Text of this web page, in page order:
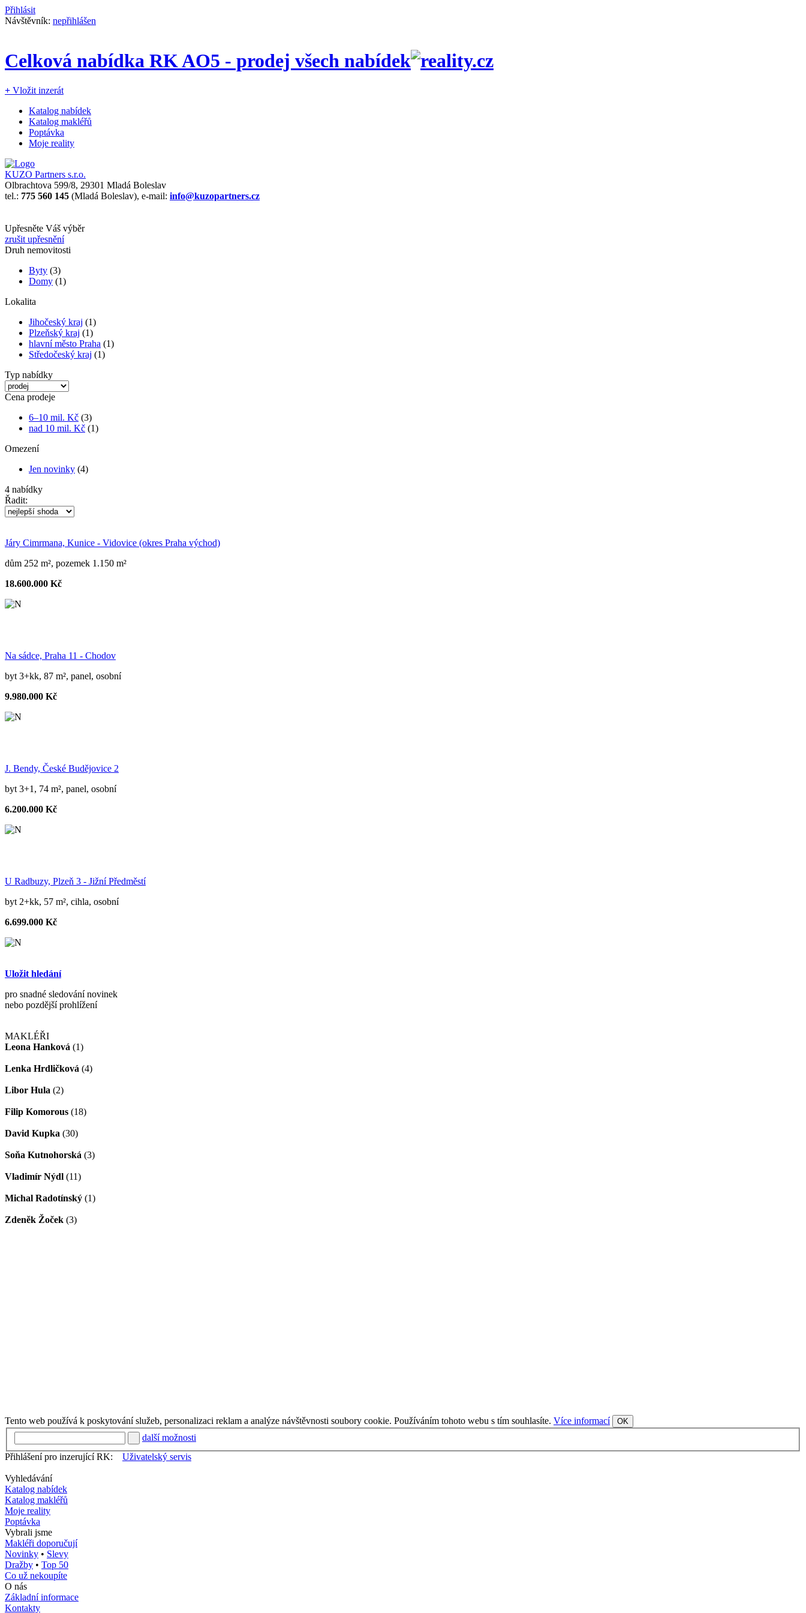
Přihlásit
Návštěvník: nepřihlášen
Celková nabídka RK AO5 - prodej všech nabídek
+ Vložit inzerát
Katalog nabídek
Katalog makléřů
Poptávka
Moje reality
KUZO Partners s.r.o.
Olbrachtova 599/8, 29301 Mladá Boleslav
tel.: 775 560 145 (Mladá Boleslav), e-mail: info@kuzopartners.cz
Upřesněte Váš výběr
zrušit upřesnění
Druh nemovitosti
Byty (3)
Domy (1)
Lokalita
Jihočeský kraj (1)
Plzeňský kraj (1)
hlavní město Praha (1)
Středočeský kraj (1)
Typ nabídky
Cena prodeje
6–10 mil. Kč (3)
nad 10 mil. Kč (1)
Omezení
Jen novinky (4)
4 nabídky
Řadit:
Járy Cimrmana, Kunice - Vidovice (okres Praha východ)
dům 252 m², pozemek 1.150 m²
18.600.000 Kč
Na sádce, Praha 11 - Chodov
byt 3+kk, 87 m², panel, osobní
9.980.000 Kč
J. Bendy, České Budějovice 2
byt 3+1, 74 m², panel, osobní
6.200.000 Kč
U Radbuzy, Plzeň 3 - Jižní Předměstí
byt 2+kk, 57 m², cihla, osobní
6.699.000 Kč
Uložit hledání
pro snadné sledování novinek
nebo pozdější prohlížení
MAKLÉŘI
Leona Hanková (1)
Lenka Hrdličková (4)
Libor Hula (2)
Filip Komorous (18)
David Kupka (30)
Soňa Kutnohorská (3)
Vladimír Nýdl (11)
Michal Radotínský (1)
Zdeněk Žoček (3)
Tento web používá k poskytování služeb, personalizaci reklam a analýze návštěvnosti soubory cookie. Používáním tohoto webu s tím souhlasíte. Více informací OK
další možnosti
Přihlášení pro inzerující RK:
Uživatelský servis
Vyhledávání
Katalog nabídek
Katalog makléřů
Moje reality
Poptávka
Vybrali jsme
Makléři doporučují
Novinky • Slevy
Dražby • Top 50
Co už nekoupíte
O nás
Základní informace
Kontakty